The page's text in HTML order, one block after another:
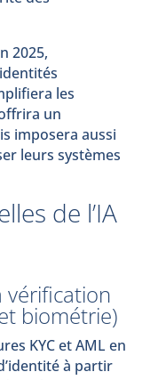
2025,
les
un
imposera aussi
leurs systèmes
de l’IA
vérification
biométrie)
KYC et AML en
à partir